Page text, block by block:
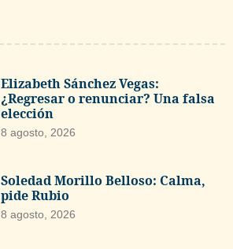
Elizabeth Sánchez Vegas:
¿Regresar o renunciar? Una falsa
elección
8 agosto, 2026
Soledad Morillo Belloso: Calma,
pide Rubio
8 agosto, 2026